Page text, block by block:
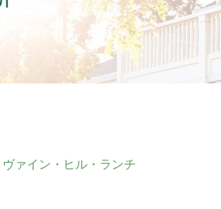
ヴァイン・ヒル・ランチ